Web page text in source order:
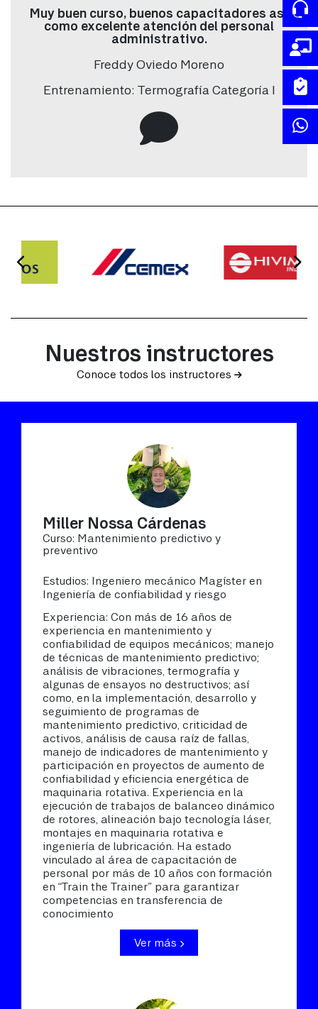
Términos y condiciones
Acepta términos y condiciones
No
Lorem ipsum dolor sit amet, consectetur adipiscing elit. Fusce
dignissim ligula vulputate, ornare dolor vitae, congue quam.
Muy buen curso, buenos capacitadores así
como excelente atención del personal
administrativo.
Freddy Oviedo Moreno
Entrenamiento: Termografía Categoría I
Nuestros instructores
Conoce todos los instructores
Miller Nossa Cárdenas
Curso: Mantenimiento predictivo y
preventivo
Estudios: Ingeniero mecánico Magíster en
Ingeniería de confiabilidad y riesgo
Experiencia: Con más de 16 años de
experiencia en mantenimiento y
confiabilidad de equipos mecánicos; manejo
de técnicas de mantenimiento predictivo;
análisis de vibraciones, termografía y
algunas de ensayos no destructivos; así
como, en la implementación, desarrollo y
seguimiento de programas de
mantenimiento predictivo, criticidad de
activos, análisis de causa raíz de fallas,
manejo de indicadores de mantenimiento y
participación en proyectos de aumento de
confiabilidad y eficiencia energética de
maquinaria rotativa. Experiencia en la
ejecución de trabajos de balanceo dinámico
de rotores, alineación bajo tecnología láser,
montajes en maquinaria rotativa e
ingeniería de lubricación. Ha estado
vinculado al área de capacitación de
personal por más de 10 años con formación
en “Train the Trainer” para garantizar
competencias en transferencia de
conocimiento
Ver más